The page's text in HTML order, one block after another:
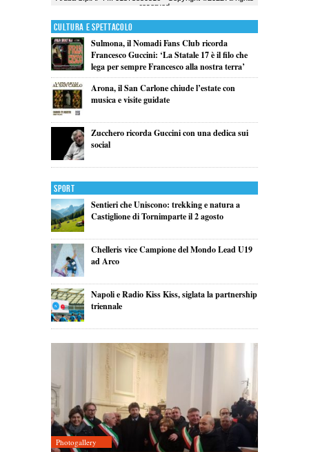
Cultura e Spettacolo
Sulmona, il Nomadi Fans Club ricorda
Francesco Guccini: ‘La Statale 17 è il filo che
lega per sempre Francesco alla nostra terra’
Arona, il San Carlone chiude l’estate con
musica e visite guidate
Zucchero ricorda Guccini con una dedica sui
social
Sport
Sentieri che Uniscono: trekking e natura a
Castiglione di Tornimparte il 2 agosto
Chelleris vice Campione del Mondo Lead U19
ad Arco
Napoli e Radio Kiss Kiss, siglata la partnership
triennale
Photogallery